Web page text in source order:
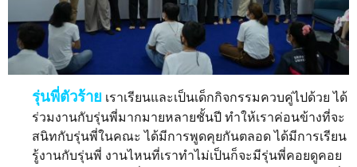
รุ่นพี่ตัวร้าย เราเรียนและเป็นเด็กกิจกรรมควบคู่ไปด้วย ได้
ร่วมงานกับรุ่นพี่มากมายหลายชั้นปี ทำให้เราค่อนข้างที่จะ
สนิทกับรุ่นพี่ในคณะ ได้มีการพูดคุยกันตลอด ได้มีการเรียน
รู้งานกับรุ่นพี่ งานไหนที่เราทำไม่เป็นก็จะมีรุ่นพี่คอยดูคอย